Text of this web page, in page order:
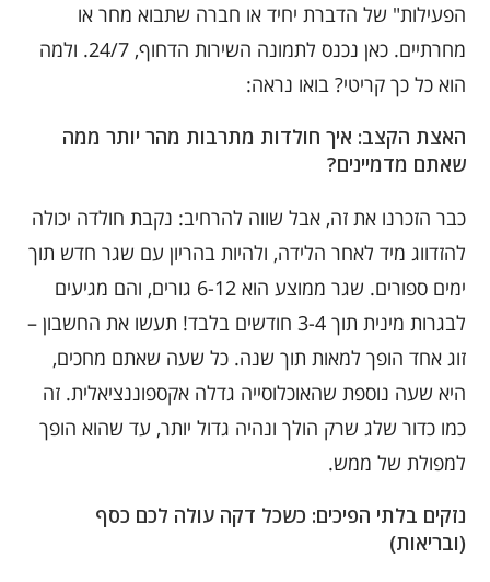
הפעילות" של הדברת יחיד או חברה שתבוא מחר או
מחרתיים. כאן נכנס לתמונה השירות הדחוף, 24/7. ולמה
הוא כל כך קריטי? בואו נראה:
האצת הקצב: איך חולדות מתרבות מהר יותר ממה
שאתם מדמיינים?
כבר הזכרנו את זה, אבל שווה להרחיב: נקבת חולדה יכולה
להזדווג מיד לאחר הלידה, ולהיות בהריון עם שגר חדש תוך
ימים ספורים. שגר ממוצע הוא 6-12 גורים, והם מגיעים
לבגרות מינית תוך 3-4 חודשים בלבד! תעשו את החשבון –
זוג אחד הופך למאות תוך שנה. כל שעה שאתם מחכים,
היא שעה נוספת שהאוכלוסייה גדלה אקספוננציאלית. זה
כמו כדור שלג שרק הולך ונהיה גדול יותר, עד שהוא הופך
למפולת של ממש.
נזקים בלתי הפיכים: כשכל דקה עולה לכם כסף
(ובריאות)